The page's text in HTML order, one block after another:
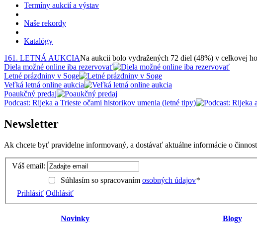
Termíny aukcií a výstav
Naše rekordy
Katalógy
161. LETNÁ AUKCIANa aukcii bolo vydražených 72 diel (48%) v celkovej
Diela možné online iba rezervovať
Letné prázdniny v Soge
Veľká letná online aukcia
Poaukčný predaj
Podcast: Rijeka a Trieste očami historikov umenia (letné tipy)
Newsletter
Ak chcete byť pravidelne informovaný, a dostávať aktuálne informácie o
Váš email:
Súhlasím so spracovaním osobných údajov*
Prihlásiť Odhlásiť
Novinky Blogy